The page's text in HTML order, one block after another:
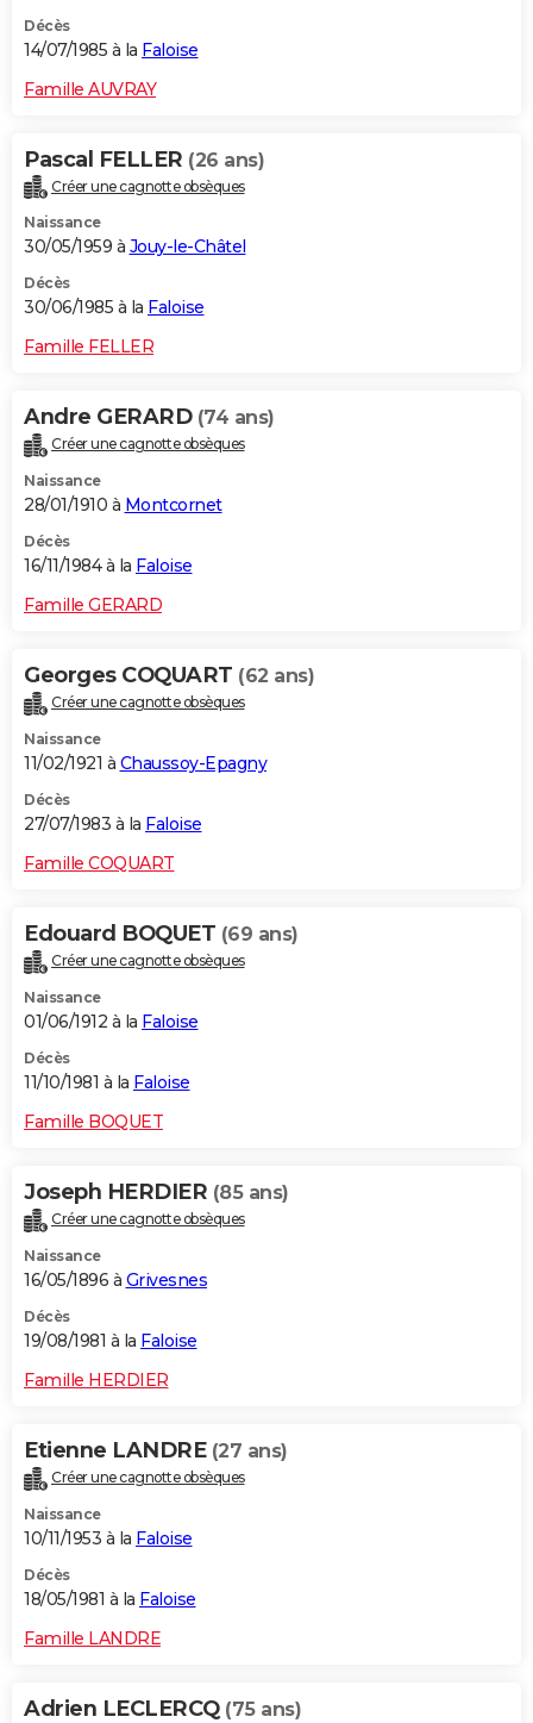
Décès
14/07/1985 à la Faloise
Famille AUVRAY
Pascal FELLER (26 ans)
Créer une cagnotte obsèques
Naissance
30/05/1959 à Jouy-le-Châtel
Décès
30/06/1985 à la Faloise
Famille FELLER
Andre GERARD (74 ans)
Créer une cagnotte obsèques
Naissance
28/01/1910 à Montcornet
Décès
16/11/1984 à la Faloise
Famille GERARD
Georges COQUART (62 ans)
Créer une cagnotte obsèques
Naissance
11/02/1921 à Chaussoy-Epagny
Décès
27/07/1983 à la Faloise
Famille COQUART
Edouard BOQUET (69 ans)
Créer une cagnotte obsèques
Naissance
01/06/1912 à la Faloise
Décès
11/10/1981 à la Faloise
Famille BOQUET
Joseph HERDIER (85 ans)
Créer une cagnotte obsèques
Naissance
16/05/1896 à Grivesnes
Décès
19/08/1981 à la Faloise
Famille HERDIER
Etienne LANDRE (27 ans)
Créer une cagnotte obsèques
Naissance
10/11/1953 à la Faloise
Décès
18/05/1981 à la Faloise
Famille LANDRE
Adrien LECLERCQ (75 ans)